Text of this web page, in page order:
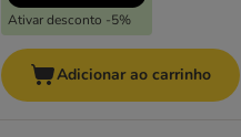
Ativar desconto -5%
Adicionar ao carrinho